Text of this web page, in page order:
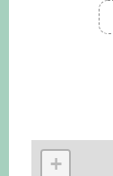
+